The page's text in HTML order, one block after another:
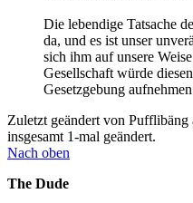
Die lebendige Tatsache
da, und es ist unser
sich ihm auf unsere
Gesellschaft würde
Gesetzgebung
Zuletzt geändert von Pufflibäng
insgesamt 1-mal geändert.
Nach oben
The Dude